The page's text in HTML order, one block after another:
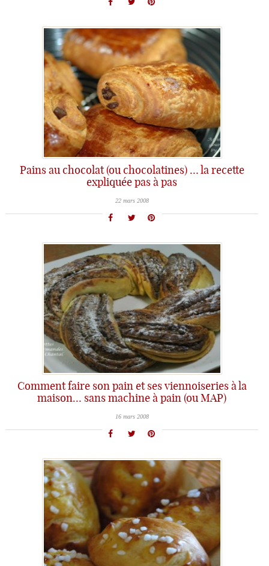
Pains au chocolat (ou chocolatines) … la recette
expliquée pas à pas
22 mars 2008
Comment faire son pain et ses viennoiseries à la
maison… sans machine à pain (ou MAP)
16 mars 2008